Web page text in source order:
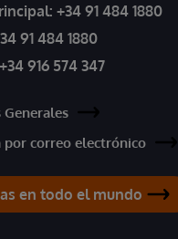
+34 91 484 1880
91 484 1880
+34 916 574 347
por correo electrónico
en todo el mundo